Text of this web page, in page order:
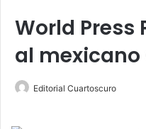
World Press
al
Editorial Cuartoscuro